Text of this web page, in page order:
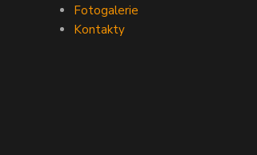
Fotogalerie
Kontakty